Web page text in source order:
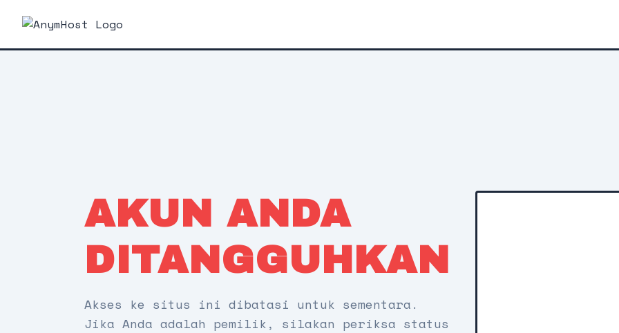
AKUN ANDA
DITANGGUHKAN
Akses ke situs ini dibatasi untuk sementara.
Jika Anda adalah pemilik, silakan periksa status